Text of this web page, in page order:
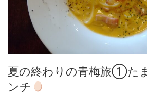
夏の終わりの青梅旅①た
ンチ